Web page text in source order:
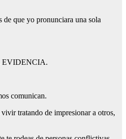
de que yo pronunciara una sola
EVIDENCIA.
comunican.
tratando de impresionar a otros,